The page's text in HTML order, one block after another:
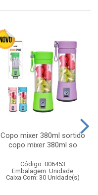
Copo mixer 380ml sortido
copo mixer 380ml so
Código: 006453
Embalagem: Unidade
Caixa Com: 30 Unidade(s)